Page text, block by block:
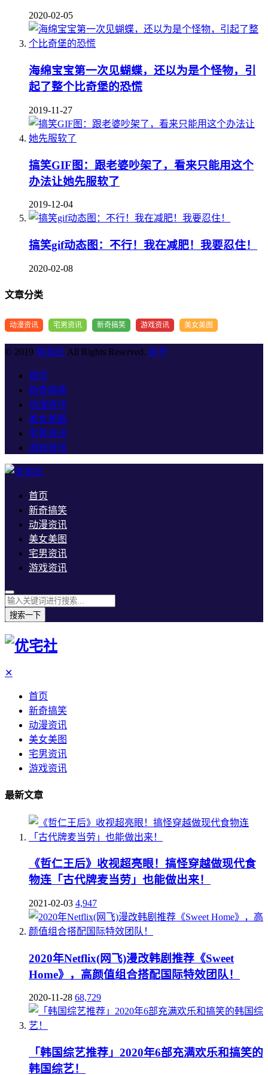
2020-02-05
海绵宝宝第一次见蝴蝶，还以为是个怪物，引
起了整个比奇堡的恐慌
2019-11-27
搞笑GIF图：跟老婆吵架了，看来只能用这个
办法让她先服软了
2019-12-04
搞笑gif动态图：不行！我在减肥！我要忍住！
2020-02-08
文章分类
动漫资讯 宅男资讯 新奇搞笑 游戏资讯 美女美图
© 2019 优宅社 All Rights Reserved. 关于
首页
新奇搞笑
动漫资讯
美女美图
宅男资讯
游戏资讯
首页
新奇搞笑
动漫资讯
美女美图
宅男资讯
游戏资讯
搜索一下
✕
首页
新奇搞笑
动漫资讯
美女美图
宅男资讯
游戏资讯
最新文章
《哲仁王后》收视超亮眼！搞怪穿越做现代食
物连「古代牌麦当劳」也能做出来！
2021-02-03 4,947
2020年Netflix(网飞)漫改韩剧推荐《Sweet
Home》，高颜值组合搭配国际特效团队！
2020-11-28 68,729
「韩国综艺推荐」2020年6部充满欢乐和搞笑的
韩国综艺！